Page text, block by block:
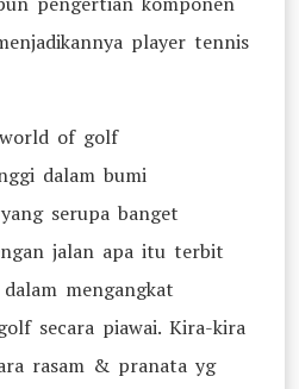
player tennis
of golf
dalam bumi
serupa banget
jalan apa itu terbit
mengangkat
secara piawai. Kira-kira
rasam & pranata yg